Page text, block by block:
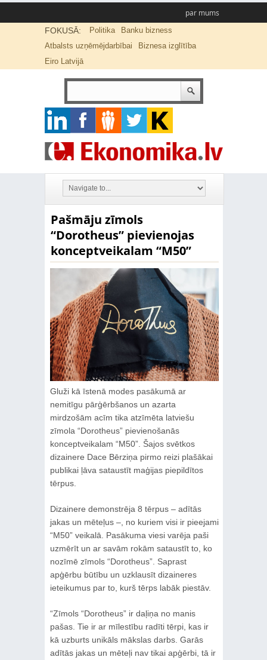
par mums
FOKUSĀ: Politika
Banku bizness
Atbalsts uzņēmējdarbībai
Biznesa izglītība
Eiro Latvijā
Pašmāju zīmols
“Dorotheus” pievienojas
konceptveikalam “M50”
Gluži kā īstenā modes pasākumā ar
nemitīgu pārģērbšanos un azarta
mirdzošām acīm tika atzīmēta latviešu
zīmola “Dorotheus” pievienošanās
konceptveikalam “M50”. Šajos svētkos
dizainere Dace Bērziņa pirmo reizi plašākai
publikai ļāva sataustīt maģijas piepildītos
tērpus.
Dizainere demonstrēja 8 tērpus – adītās
jakas un mēteļus –, no kuriem visi ir pieejami
“M50” veikalā. Pasākuma viesi varēja paši
uzmērīt un ar savām rokām sataustīt to, ko
nozīmē zīmols “Dorotheus”. Saprast
apģērbu būtību un uzklausīt dizaineres
ieteikumus par to, kurš tērps labāk piestāv.
“Zīmols “Dorotheus” ir daļiņa no manis
pašas. Tie ir ar mīlestību radīti tērpi, kas ir
kā uzburts unikāls mākslas darbs. Garās
adītās jakas un mēteļi nav tikai apģērbi, tā ir